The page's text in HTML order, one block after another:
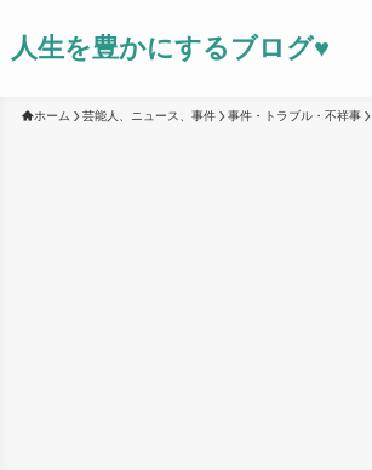
人生を豊かにするブログ♥
ホーム 芸能人、ニュース、事件 事件・トラブル・不祥事